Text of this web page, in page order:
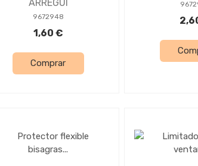
ARREGUI
9672948
1,60 €
Comprar